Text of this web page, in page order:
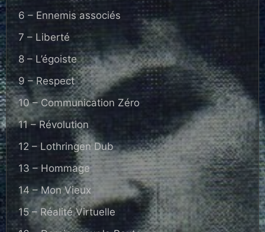
6 – Ennemis associés
7 – Liberté
8 – L’égoiste
9 – Respect
10 – Communication Zéro
11 – Révolution
12 – Lothringen Dub
13 – Hommage
14 – Mon Vieux
15 – Réalité Virtuelle